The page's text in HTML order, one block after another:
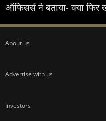
ऑफिसर्स ने बताया- क्या फिर
About us
Advertise with us
Investors